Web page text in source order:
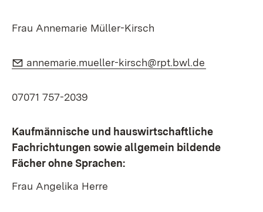
Frau Annemarie Müller-Kirsch
E-Mail:
annemarie.mueller-kirsch@rpt.bwl.de
07071 757-2039
Kaufmännische und hauswirtschaftliche
Fachrichtungen sowie allgemein bildende
Fächer ohne Sprachen:
Frau Angelika Herre